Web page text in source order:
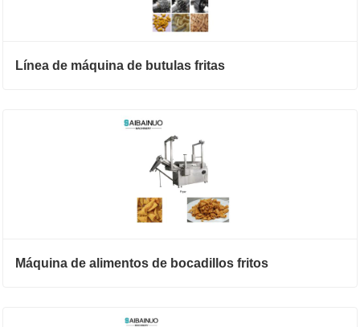
Línea de máquina de butulas fritas
Máquina de alimentos de bocadillos fritos